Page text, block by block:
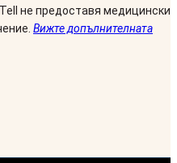
не предоставя медицински
Вижте допълнителната